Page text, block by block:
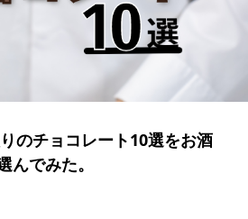
のチョコレート10選をお酒
んでみた。